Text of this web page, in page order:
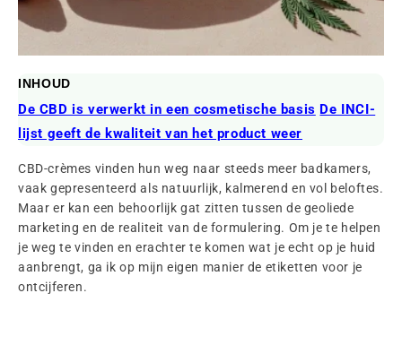
INHOUD
De CBD is verwerkt in een cosmetische basis De INCI-
lijst geeft de kwaliteit van het product weer
CBD-crèmes vinden hun weg naar steeds meer badkamers,
vaak gepresenteerd als natuurlijk, kalmerend en vol beloftes.
Maar er kan een behoorlijk gat zitten tussen de geoliede
marketing en de realiteit van de formulering. Om je te helpen
je weg te vinden en erachter te komen wat je echt op je huid
aanbrengt, ga ik op mijn eigen manier de etiketten voor je
ontcijferen.